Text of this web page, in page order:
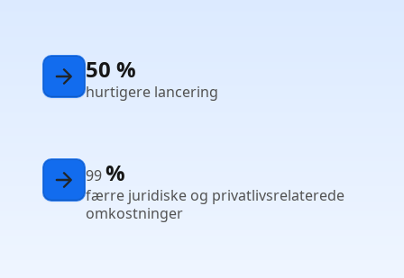
50 %
hurtigere lancering
99%
færre juridiske og privatlivsrelaterede
omkostninger